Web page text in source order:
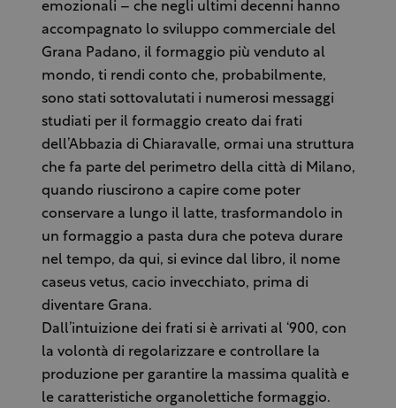
emozionali – che negli ultimi decenni hanno
accompagnato lo sviluppo commerciale del
Grana Padano, il formaggio più venduto al
mondo, ti rendi conto che, probabilmente,
sono stati sottovalutati i numerosi messaggi
studiati per il formaggio creato dai frati
dell’Abbazia di Chiaravalle, ormai una struttura
che fa parte del perimetro della città di Milano,
quando riuscirono a capire come poter
conservare a lungo il latte, trasformandolo in
un formaggio a pasta dura che poteva durare
nel tempo, da qui, si evince dal libro, il nome
caseus vetus, cacio invecchiato, prima di
diventare Grana.
Dall’intuizione dei frati si è arrivati al ‘900, con
la volontà di regolarizzare e controllare la
produzione per garantire la massima qualità e
le caratteristiche organolettiche formaggio.